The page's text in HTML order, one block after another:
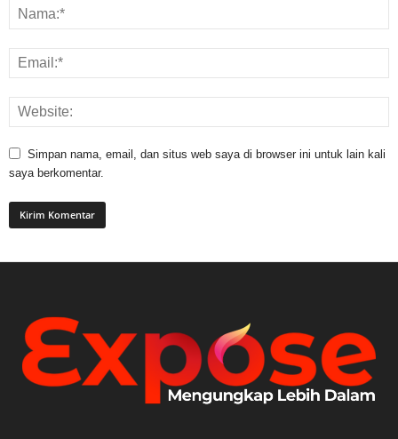
Simpan nama, email, dan situs web saya di browser ini untuk lain kali
saya berkomentar.